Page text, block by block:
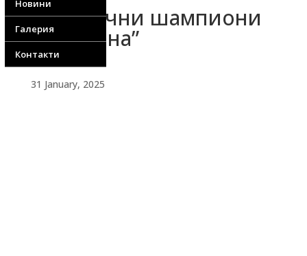
Новини
Галерия
Контакти
Титанични шампиони
на “Диана”
31 January, 2025